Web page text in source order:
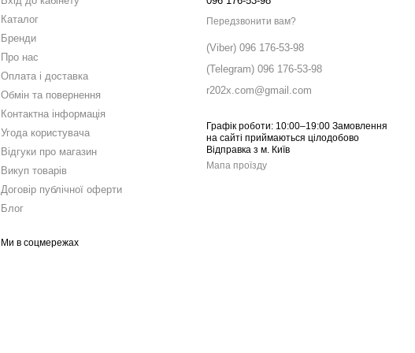
Каталог
Бренди
Про нас
Оплата і доставка
Обмін та повернення
Контактна інформація
Угода користувача
Відгуки про магазин
Викуп товарів
Договір публічної оферти
Блог
Ми в соцмережах
Передзвонити вам?
(Viber) 096 176-53-98
(Telegram) 096 176-53-98
r202x.com@gmail.com
Графік роботи: 10:00–19:00 Замовлення
на сайті приймаються цілодобово
Відправка з м. Київ
Мапа проїзду